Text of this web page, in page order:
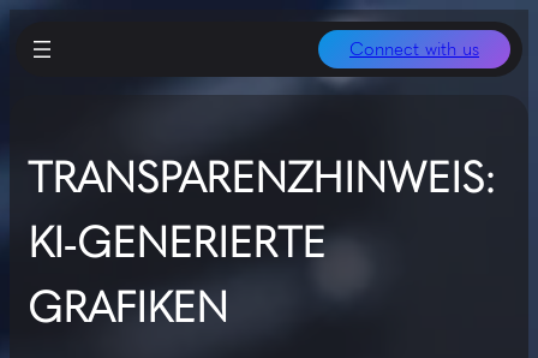
Connect with us
TRANSPARENZHINWEIS:
KI‑GENERIERTE
GRAFIKEN